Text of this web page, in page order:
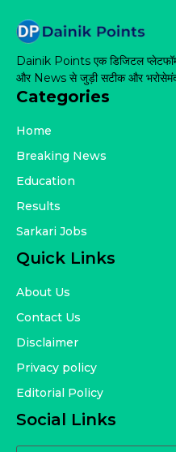
Dainik Points एक डिजिटल
और News से जुड़ी सटीक और भरोसेमंद
Categories
Home
Breaking News
Education
Results
Sarkari Jobs
Quick Links
About Us
Contact Us
Disclaimer
Privacy policy
Editorial Policy
Social Links